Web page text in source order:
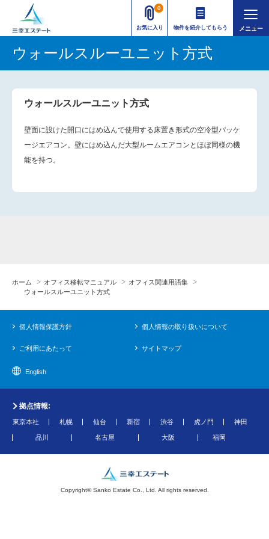
お気に入り
0
物件を紹介してもらう
ウォールスルーユニット方式
ウォールスルーユニット方式
壁面に設けた開口にはめ込んで使用する床置き形式の空冷型パッケ
ージエアコン。壁にはめ込んだ大型ルームエアコンとほぼ同様の機
能を持つ。
ホーム オフィス移転マニュアル
オフィス関連用語集
ウォールスルーユニット方式
個人情報保護方針 個人情報の取り扱いについて
ご利用にあたって サイトマップ
English
拠点情報:
東京本社 札幌 仙台 新宿 渋谷 虎ノ門 神田
品川 名古屋 大阪 福岡
Copyright© Sanko Estate Co., Ltd. All rights reserved.